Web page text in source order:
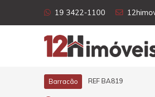
19 3422-1100
Barracão REF BA819